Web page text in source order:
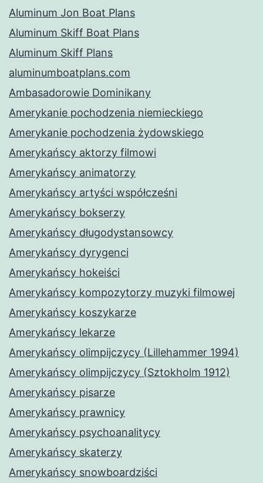
Aluminum Jon Boat Plans
Aluminum Skiff Boat Plans
Aluminum Skiff Plans
aluminumboatplans.com
Ambasadorowie Dominikany
Amerykanie pochodzenia niemieckiego
Amerykanie pochodzenia żydowskiego
Amerykańscy aktorzy filmowi
Amerykańscy animatorzy
Amerykańscy artyści współcześni
Amerykańscy bokserzy
Amerykańscy długodystansowcy
Amerykańscy dyrygenci
Amerykańscy hokeiści
Amerykańscy kompozytorzy muzyki filmowej
Amerykańscy koszykarze
Amerykańscy lekarze
Amerykańscy olimpijczycy (Lillehammer 1994)
Amerykańscy olimpijczycy (Sztokholm 1912)
Amerykańscy pisarze
Amerykańscy prawnicy
Amerykańscy psychoanalitycy
Amerykańscy skaterzy
Amerykańscy snowboardziści